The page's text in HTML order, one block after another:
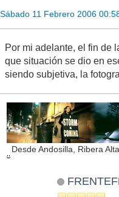
Sábado 11 Febrero 2006
Por mi adelante, el fin de
que situación se dio en
siendo subjetiva, la
Desde Andosilla, Ribera